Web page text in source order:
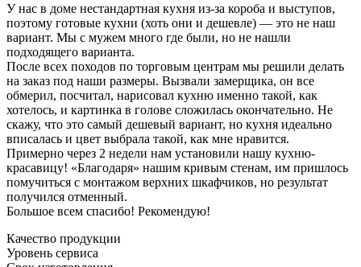
У нас в доме нестандартная кухня из-за короба и выступов,
поэтому готовые кухни (хоть они и дешевле) — это не наш
вариант. Мы с мужем много где были, но не нашли
подходящего варианта.
После всех походов по торговым центрам мы решили делать
на заказ под наши размеры. Вызвали замерщика, он все
обмерил, посчитал, нарисовал кухню именно такой, как
хотелось, и картинка в голове сложилась окончательно. Не
скажу, что это самый дешевый вариант, но кухня идеально
вписалась и цвет выбрала такой, как мне нравится.
Примерно через 2 недели нам установили нашу кухню-
красавицу! «Благодаря» нашим кривым стенам, им пришлось
помучиться с монтажом верхних шкафчиков, но результат
получился отменный.
Большое всем спасибо! Рекомендую!
Качество продукции
Уровень сервиса